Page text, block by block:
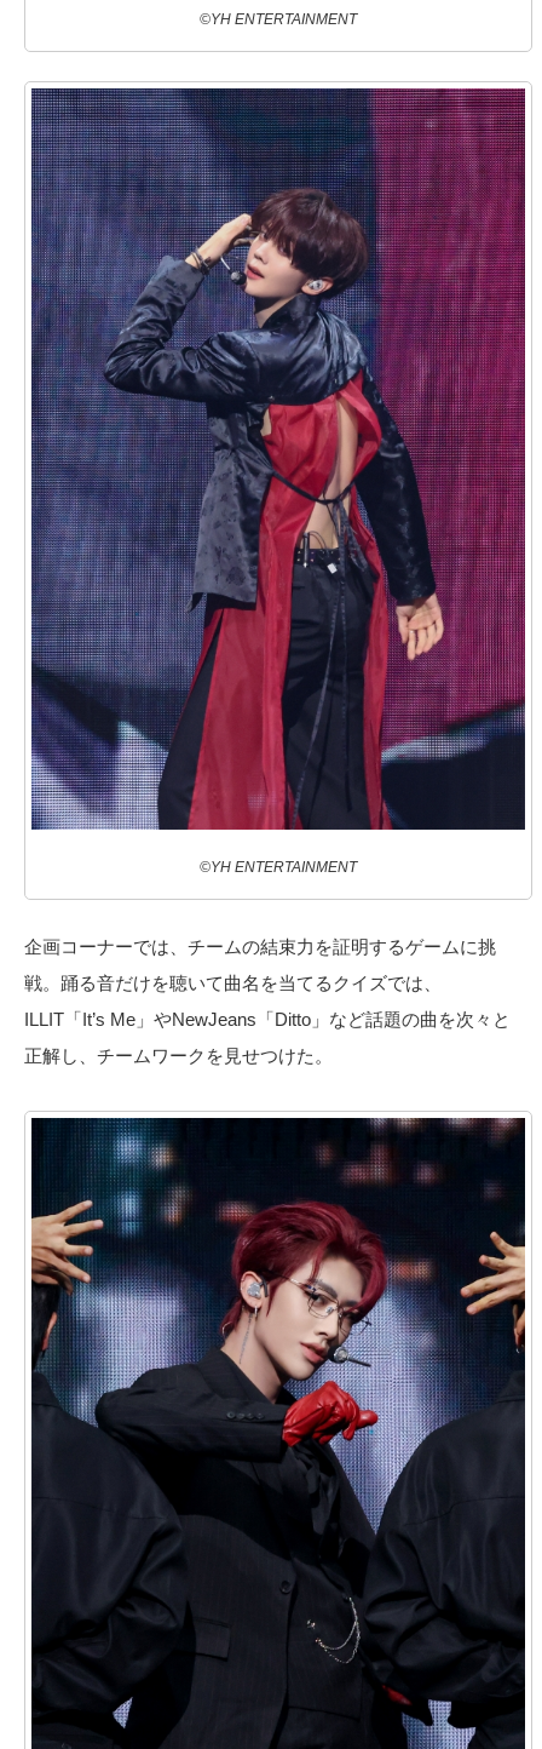
©YH ENTERTAINMENT
©YH ENTERTAINMENT
企画コーナーでは、チームの結束力を証明するゲームに挑
戦。踊る音だけを聴いて曲名を当てるクイズでは、
ILLIT「It’s Me」やNewJeans「Ditto」など話題の曲を次々と
正解し、チームワークを見せつけた。